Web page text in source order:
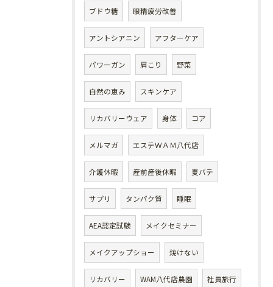
ブドウ糖 眼精疲労改善
アントシアニン アフターケア
パワーガン 肩こり 野菜
自然の恵み スキンケア
リカバリーウェア 身体 コア
メルマガ エステＷＡＭ八代店
介護休暇 産前産後休暇 夏バテ
サプリ タンパク質 睡眠
AEA認定試験 メイクセミナー
メイクアップショー 焼けない
リカバリー WAM八代店農園 社員旅行